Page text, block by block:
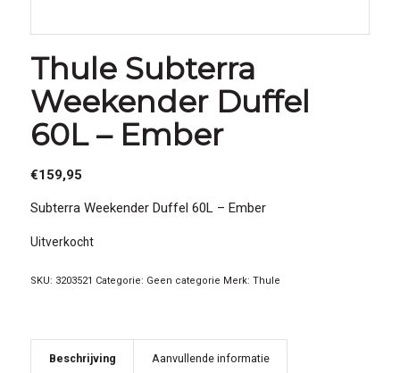
Thule Subterra
Weekender Duffel
60L – Ember
€159,95
Subterra Weekender Duffel 60L – Ember
Uitverkocht
SKU: 3203521 Categorie: Geen categorie Merk: Thule
Beschrijving Aanvullende informatie